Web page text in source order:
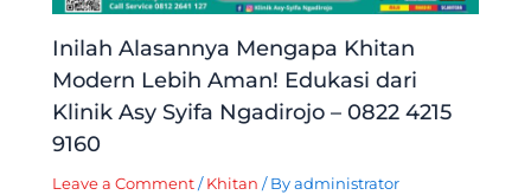
Inilah Alasannya Mengapa Khitan
Modern Lebih Aman! Edukasi dari
Klinik Asy Syifa Ngadirojo – 0822 4215
9160
Leave a Comment / Khitan / Byadministrator